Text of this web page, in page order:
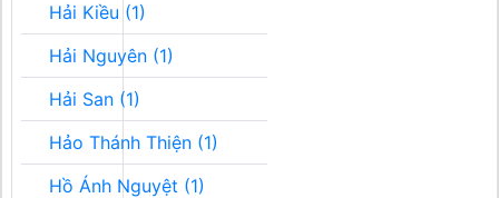
Hải Kiều (1)
Hải Nguyên (1)
Hải San (1)
Hảo Thánh Thiện (1)
Hồ Ánh Nguyệt (1)